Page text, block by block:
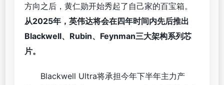
方向之后，黄仁勋开始秀起了自己家的百宝箱。
从2025年，英伟达将会在四年时间内先后推出
Blackwell、Rubin、Feynman三大架构系列芯
片。
Blackwell Ultra将承担今年下半年主力产